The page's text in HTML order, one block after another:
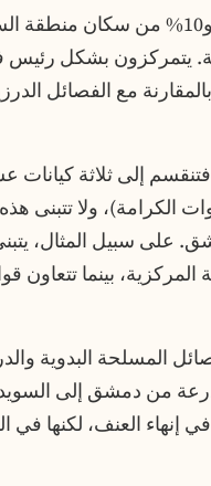
يمثل السكان البدو ما بين 5%
700 ألف نسمة. يتمركزون
مع الفصائل
فتنقسم إلى ثلاثة
الكرامة)، ولا تتبنى
على سبيل المثال،
المركزية، بينما
المسلحة البدوية
من دمشق إلى
إنهاء العنف، لكنها في